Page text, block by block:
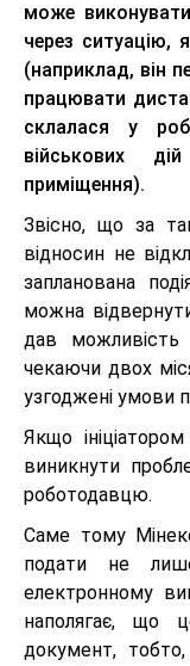
може
через ситуацію,
(наприклад, він
працювати
склалася у
військових
приміщення).
Звісно, що за
відносин не
запланована
можна
дав можливість
чекаючи двох
узгоджені умови
Якщо
виникнути
роботодавцю.
Саме тому
подати не
електронному
наполягає, що
документ,